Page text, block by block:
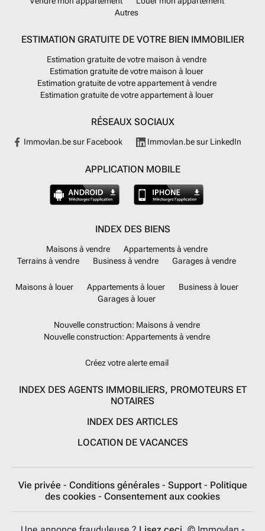
Autres
ESTIMATION GRATUITE DE VOTRE BIEN IMMOBILIER
Estimation gratuite de votre maison à vendre
Estimation gratuite de votre maison à louer
Estimation gratuite de votre appartement à vendre
Estimation gratuite de votre appartement à louer
RÉSEAUX SOCIAUX
Immovlan.be sur Facebook Immovlan.be sur LinkedIn
APPLICATION MOBILE
INDEX DES BIENS
Maisons à vendre
Appartements à vendre
Terrains à vendre
Business à vendre Garages à vendre
Maisons à louer Appartements à louer
Business à louer
Garages à louer
Nouvelle construction: Maisons à vendre
Nouvelle construction: Appartements à vendre
Créez votre alerte email
INDEX DES AGENTS IMMOBILIERS, PROMOTEURS ET
NOTAIRES
INDEX DES ARTICLES
LOCATION DE VACANCES
Vie privée - Conditions générales - Support - Politique
des cookies - Consentement aux cookies